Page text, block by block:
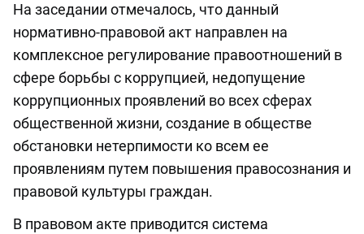
На заседании отмечалось, что данный
нормативно-правовой акт направлен на
комплексное регулирование правоотношений в
сфере борьбы с коррупцией, недопущение
коррупционных проявлений во всех сферах
общественной жизни, создание в обществе
обстановки нетерпимости ко всем ее
проявлениям путем повышения правосознания и
правовой культуры граждан.
В правовом акте приводится система